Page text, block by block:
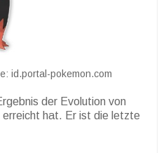
id.portal-pokemon.com
der Evolution von
hat. Er ist die letzte